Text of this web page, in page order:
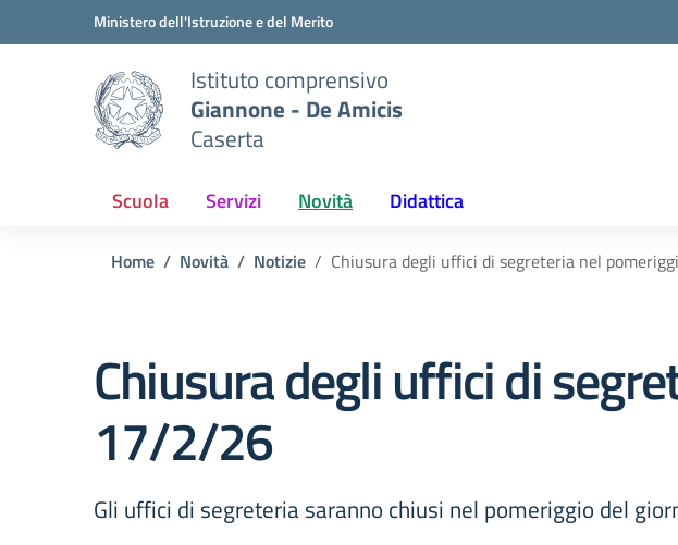
Vai ai contenuti
Vai al menu di navigazioneMinistero dell'Istruzione e del Merito
Istituto comprensivo
Giannone - De Amicis
Caserta
Scuola Servizi Novità Didattica
Home Novità Notizie Chiusura degli uffici di segreteria nel
Chiusura degli uffici di
17/2/26
Gli uffici di segreteria saranno chiusi nel pomeriggio del